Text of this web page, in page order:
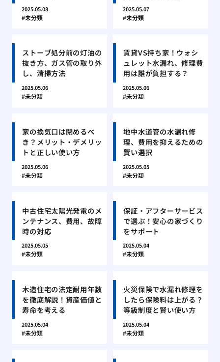
2025.05.08
未分類
2025.05.07
未分類
ストーブ処分前の灯油の
抜き方、ガス管の取り外
し、清掃方法
2025.05.06
未分類
賃貸VS持ち家！ウォシ
ュレット水漏れ、修理費
用は誰が負担する？
2025.05.06
未分類
家の換気口は閉めるべ
き？メリット・デメリッ
トと正しい使い方
2025.05.06
未分類
地中水道管の水漏れ修
理、費用を抑えるための
賢い選択
2025.05.05
未分類
中古住宅太陽光発電のメ
ンテナンス、費用、故障
時の対応
2025.05.05
未分類
保証・アフターサービス
で選ぶ！安心の家づくり
をサポート
2025.05.04
未分類
木造住宅の法定耐用年数
を徹底解説！資産価値と
寿命を考える
2025.05.04
未分類
火災保険で水漏れ修理を
したら保険料は上がる？
等級制度と賢い使い方
2025.05.04
未分類